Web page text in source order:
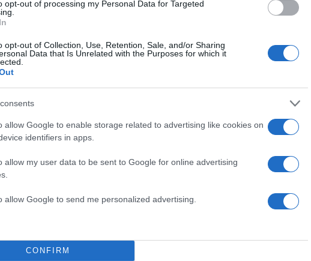
opt-out of processing my Personal Data for Targeted
opt-out of Collection, Use, Retention, Sale, and/or Sharing
Data that Is Unrelated with the Purposes for which it
allow Google to enable storage related to advertising like cookies on
identifiers in apps.
allow my user data to be sent to Google for online advertising
allow Google to send me personalized advertising.
CONFIRM
ο οποίος
Κράτους.